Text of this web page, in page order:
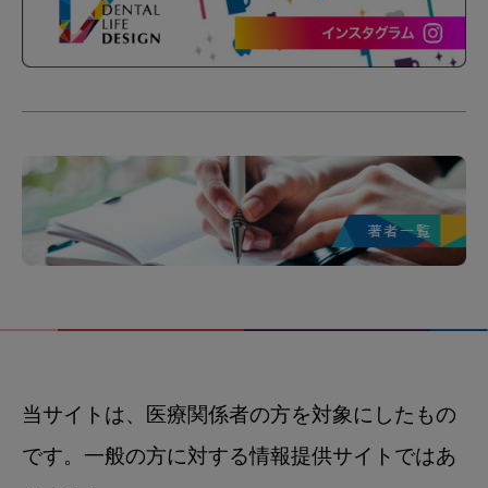
当サイトは、医療関係者の方を対象にしたもの
です。一般の方に対する情報提供サイトではあ